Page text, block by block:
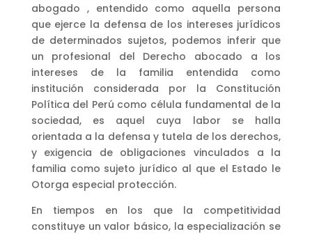
abogado , entendido como aquella persona
que ejerce la defensa de los intereses jurídicos
de determinados sujetos, podemos inferir que
un profesional del Derecho abocado a los
intereses de la familia entendida como
institución considerada por la Constitución
Política del Perú como célula fundamental de la
sociedad, es aquel cuya labor se halla
orientada a la defensa y tutela de los derechos,
y exigencia de obligaciones vinculados a la
familia como sujeto jurídico al que el Estado le
Otorga especial protección.
En tiempos en los que la competitividad
constituye un valor básico, la especialización se